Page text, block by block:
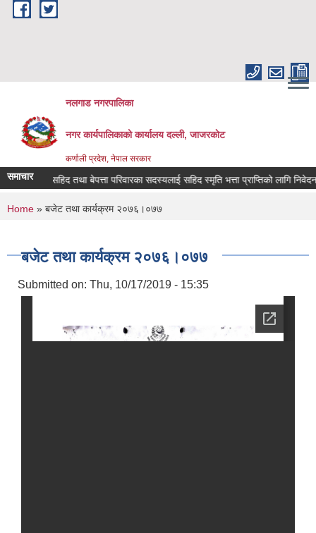
Skip to main content
नलगाड नगरपालिका
नगर कार्यपालिकाको कार्यालय दल्ली, जाजरकाेट
कर्णाली प्रदेश, नेपाल सरकार
समाचारसहिद तथा बेपत्ता परिवारका सदस्यलाई सहिद स्मृति भत्ता प्राप्तिको लागि निवेदन दिने
You are here
Home » बजेट तथा कार्यक्रम २०७६।०७७
बजेट तथा कार्यक्रम २०७६।०७७
Submitted on: Thu, 10/17/2019 - 15:35